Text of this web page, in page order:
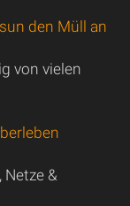
den Müll an
von vielen
Netze &